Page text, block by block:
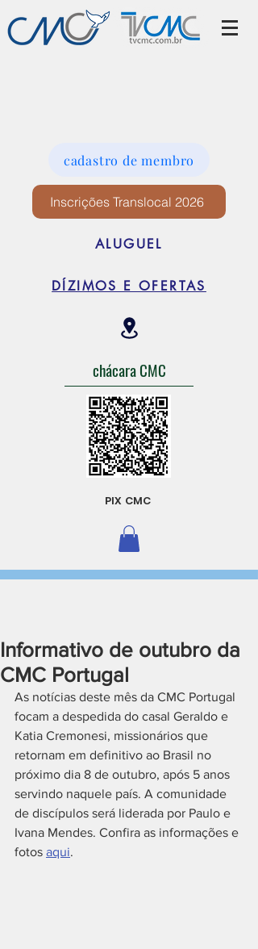
cadastro de membro
Inscrições Translocal 2026
ALUGUEL
DÍZIMOS E OFERTAS
chácara CMC
PIX CMC
Informativo de outubro da
CMC Portugal
As notícias deste mês da CMC Portugal
focam a despedida do casal Geraldo e
Katia Cremonesi, missionários que
retornam em definitivo ao Brasil no
próximo dia 8 de outubro, após 5 anos
servindo naquele país. A comunidade
de discípulos será liderada por Paulo e
Ivana Mendes. Confira as informações e
fotos aqui.